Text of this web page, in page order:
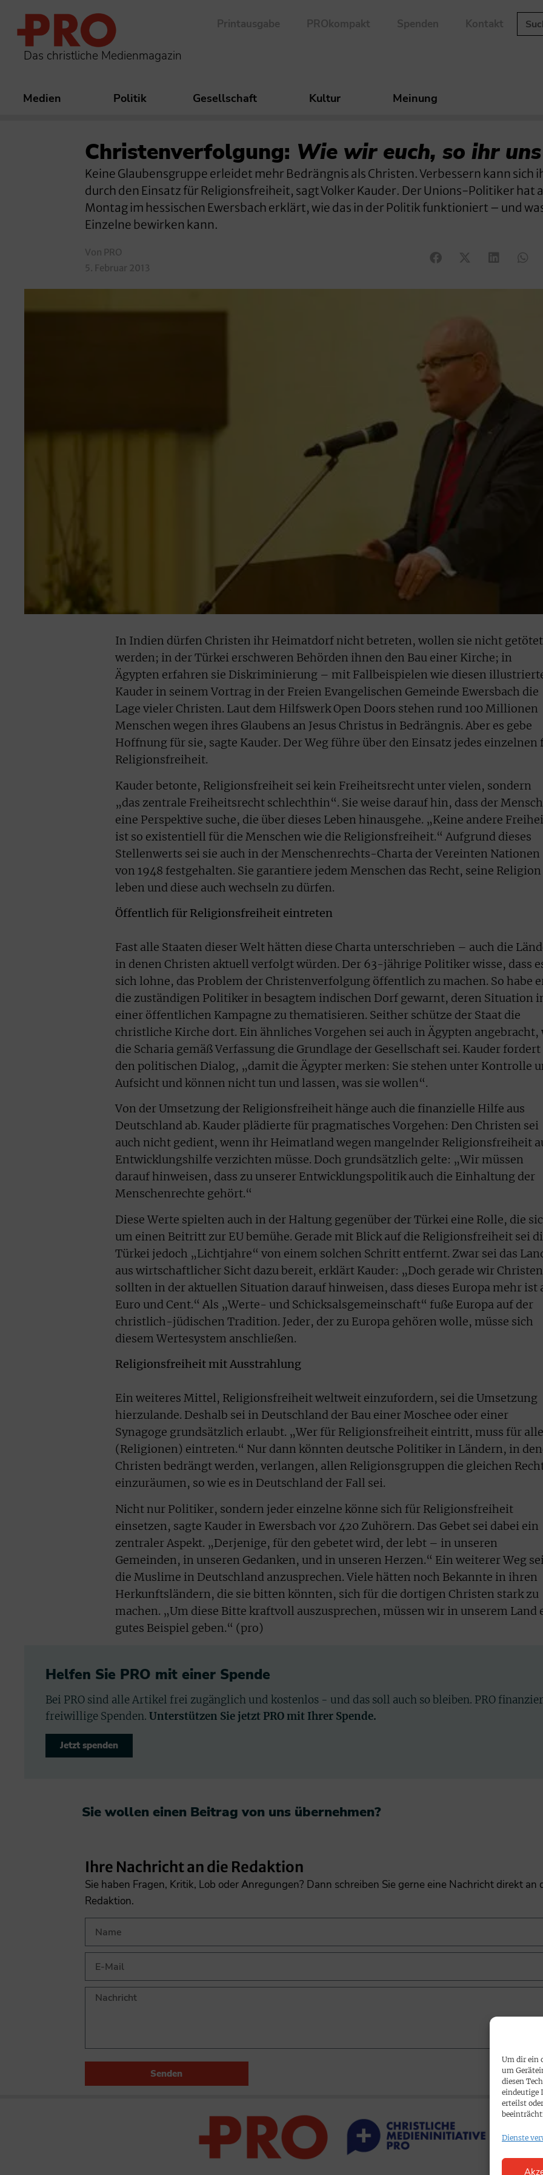
Um dir ein
um
diesen
eindeutige
erteilst
Dienste
Das christliche Medienmagazin
Printausgabe PROkompakt Spenden Kontakt
Medien Politik Gesellschaft Kultur Meinung
Christenverfolgung: Wie wir euch, so ihr uns
Keine Glaubensgruppe erleidet mehr Bedrängnis als Christen. Verbessern kann sich
durch den Einsatz für Religionsfreiheit, sagt Volker Kauder. Der Unions-Politiker hat
Montag im hessischen Ewersbach erklärt, wie das in der Politik funktioniert – und
Einzelne bewirken kann.
Von PRO
5. Februar 2013
In Indien dürfen Christen ihr Heimatdorf nicht betreten, wollen sie nicht getötet
werden; in der Türkei erschweren Behörden ihnen den Bau einer Kirche; in
Ägypten erfahren sie Diskriminierung – mit Fallbeispielen wie diesen
Kauder in seinem Vortrag in der Freien Evangelischen Gemeinde Ewersbach die
Lage vieler Christen. Laut dem Hilfswerk Open Doors stehen rund 100 Millionen
Menschen wegen ihres Glaubens an Jesus Christus in Bedrängnis. Aber es gebe
Hoffnung für sie, sagte Kauder. Der Weg führe über den Einsatz jedes einzelnen
Religionsfreiheit.
Kauder betonte, Religionsfreiheit sei kein Freiheitsrecht unter vielen, sondern
„das zentrale Freiheitsrecht schlechthin“. Sie weise darauf hin, dass der Mensch
eine Perspektive suche, die über dieses Leben hinausgehe. „Keine andere
ist so existentiell für die Menschen wie die Religionsfreiheit.“ Aufgrund dieses
Stellenwerts sei sie auch in der Menschenrechts-Charta der Vereinten Nationen
von 1948 festgehalten. Sie garantiere jedem Menschen das Recht, seine
leben und diese auch wechseln zu dürfen.
Öffentlich für Religionsfreiheit eintreten
Fast alle Staaten dieser Welt hätten diese Charta unterschrieben – auch die
in denen Christen aktuell verfolgt würden. Der 63-jährige Politiker wisse, dass
sich lohne, das Problem der Christenverfolgung öffentlich zu machen. So habe
die zuständigen Politiker in besagtem indischen Dorf gewarnt, deren Situation
einer öffentlichen Kampagne zu thematisieren. Seither schütze der Staat die
christliche Kirche dort. Ein ähnliches Vorgehen sei auch in Ägypten angebracht,
die Scharia gemäß Verfassung die Grundlage der Gesellschaft sei. Kauder fordert
den politischen Dialog, „damit die Ägypter merken: Sie stehen unter Kontrolle
Aufsicht und können nicht tun und lassen, was sie wollen“.
Von der Umsetzung der Religionsfreiheit hänge auch die finanzielle Hilfe aus
Deutschland ab. Kauder plädierte für pragmatisches Vorgehen: Den Christen sei
auch nicht gedient, wenn ihr Heimatland wegen mangelnder Religionsfreiheit
Entwicklungshilfe verzichten müsse. Doch grundsätzlich gelte: „Wir müssen
darauf hinweisen, dass zu unserer Entwicklungspolitik auch die Einhaltung der
Menschenrechte gehört.“
Diese Werte spielten auch in der Haltung gegenüber der Türkei eine Rolle, die
um einen Beitritt zur EU bemühe. Gerade mit Blick auf die Religionsfreiheit sei
Türkei jedoch „Lichtjahre“ von einem solchen Schritt entfernt. Zwar sei das
aus wirtschaftlicher Sicht dazu bereit, erklärt Kauder: „Doch gerade wir Christen
sollten in der aktuellen Situation darauf hinweisen, dass dieses Europa mehr ist
Euro und Cent.“ Als „Werte- und Schicksalsgemeinschaft“ fuße Europa auf der
christlich-jüdischen Tradition. Jeder, der zu Europa gehören wolle, müsse sich
diesem Wertesystem anschließen.
Religionsfreiheit mit Ausstrahlung
Ein weiteres Mittel, Religionsfreiheit weltweit einzufordern, sei die Umsetzung
hierzulande. Deshalb sei in Deutschland der Bau einer Moschee oder einer
Synagoge grundsätzlich erlaubt. „Wer für Religionsfreiheit eintritt, muss für alle
(Religionen) eintreten.“ Nur dann könnten deutsche Politiker in Ländern, in
Christen bedrängt werden, verlangen, allen Religionsgruppen die gleichen
einzuräumen, so wie es in Deutschland der Fall sei.
Nicht nur Politiker, sondern jeder einzelne könne sich für Religionsfreiheit
einsetzen, sagte Kauder in Ewersbach vor 420 Zuhörern. Das Gebet sei dabei ein
zentraler Aspekt. „Derjenige, für den gebetet wird, der lebt – in unseren
Gemeinden, in unseren Gedanken, und in unseren Herzen.“ Ein weiterer Weg
die Muslime in Deutschland anzusprechen. Viele hätten noch Bekannte in ihren
Herkunftsländern, die sie bitten könnten, sich für die dortigen Christen stark zu
machen. „Um diese Bitte kraftvoll auszusprechen, müssen wir in unserem Land
gutes Beispiel geben.“ (pro)
Helfen Sie PRO mit einer Spende
Bei PRO sind alle Artikel frei zugänglich und kostenlos - und das soll auch so bleiben. PRO
freiwillige Spenden. Unterstützen Sie jetzt PRO mit Ihrer Spende.
Jetzt spenden
Sie wollen einen Beitrag von uns übernehmen?​
Ihre Nachricht an die Redaktion
Sie haben Fragen, Kritik, Lob oder Anregungen? Dann schreiben Sie gerne eine Nachricht direkt an
Redaktion.
Senden